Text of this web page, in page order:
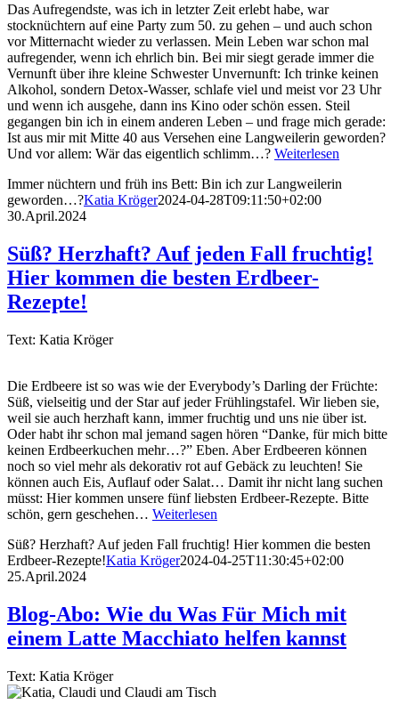
Das Aufregendste, was ich in letzter Zeit erlebt habe, war
stocknüchtern auf eine Party zum 50. zu gehen – und auch schon
vor Mitternacht wieder zu verlassen. Mein Leben war schon mal
aufregender, wenn ich ehrlich bin. Bei mir siegt gerade immer die
Vernunft über ihre kleine Schwester Unvernunft: Ich trinke keinen
Alkohol, sondern Detox-Wasser, schlafe viel und meist vor 23 Uhr
und wenn ich ausgehe, dann ins Kino oder schön essen. Steil
gegangen bin ich in einem anderen Leben – und frage mich gerade:
Ist aus mir mit Mitte 40 aus Versehen eine Langweilerin geworden?
Und vor allem: Wär das eigentlich schlimm…? Weiterlesen
Immer nüchtern und früh ins Bett: Bin ich zur Langweilerin
geworden…?Katia Kröger2024-04-28T09:11:50+02:00
30.April.2024
Süß? Herzhaft? Auf jeden Fall fruchtig!
Hier kommen die besten Erdbeer-
Rezepte!
Text: Katia Kröger
Die Erdbeere ist so was wie der Everybody’s Darling der Früchte:
Süß, vielseitig und der Star auf jeder Frühlingstafel. Wir lieben sie,
weil sie auch herzhaft kann, immer fruchtig und uns nie über ist.
Oder habt ihr schon mal jemand sagen hören “Danke, für mich bitte
keinen Erdbeerkuchen mehr…?” Eben. Aber Erdbeeren können
noch so viel mehr als dekorativ rot auf Gebäck zu leuchten! Sie
können auch Eis, Auflauf oder Salat… Damit ihr nicht lang suchen
müsst: Hier kommen unsere fünf liebsten Erdbeer-Rezepte. Bitte
schön, gern geschehen… Weiterlesen
Süß? Herzhaft? Auf jeden Fall fruchtig! Hier kommen die besten
Erdbeer-Rezepte!Katia Kröger2024-04-25T11:30:45+02:00
25.April.2024
Blog-Abo: Wie du Was Für Mich mit
einem Latte Macchiato helfen kannst
Text: Katia Kröger